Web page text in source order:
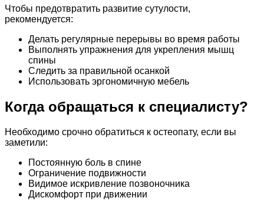
Чтобы предотвратить развитие сутулости,
рекомендуется:
Делать регулярные перерывы во время работы
Выполнять упражнения для укрепления мышц
спины
Следить за правильной осанкой
Использовать эргономичную мебель
Когда обращаться к специалисту?
Необходимо срочно обратиться к остеопату, если вы
заметили:
Постоянную боль в спине
Ограничение подвижности
Видимое искривление позвоночника
Дискомфорт при движении